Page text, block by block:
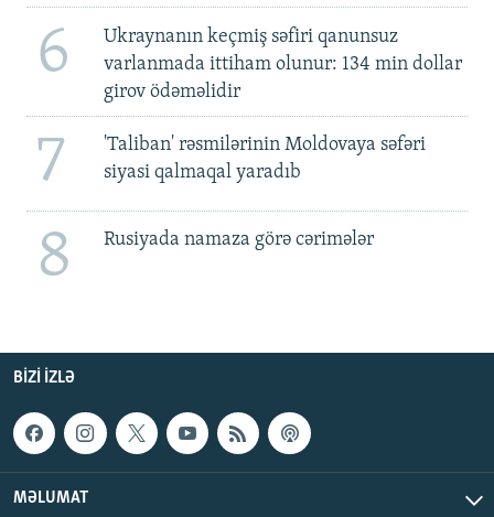
6
Ukraynanın keçmiş səfiri qanunsuz
varlanmada ittiham olunur: 134 min dollar
girov ödəməlidir
7
'Taliban' rəsmilərinin Moldovaya səfəri
siyasi qalmaqal yaradıb
8 Rusiyada namaza görə cərimələr
BIZI IZLƏ
MƏLUMAT